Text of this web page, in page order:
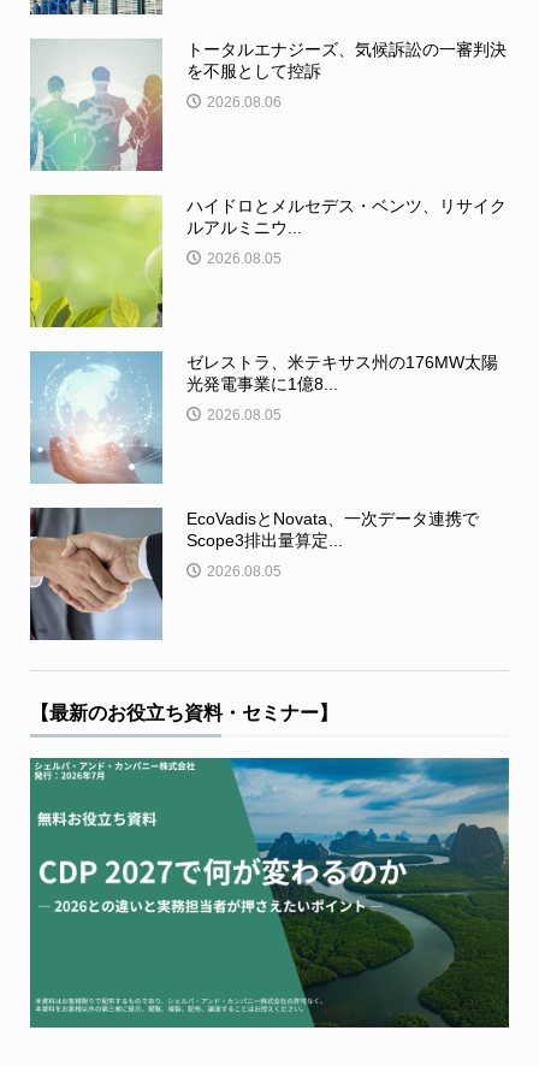
トータルエナジーズ、気候訴訟の一審判決
を不服として控訴
2026.08.06
ハイドロとメルセデス・ベンツ、リサイク
ルアルミニウ...
2026.08.05
ゼレストラ、米テキサス州の176MW太陽
光発電事業に1億8...
2026.08.05
EcoVadisとNovata、一次データ連携で
Scope3排出量算定...
2026.08.05
【最新のお役立ち資料・セミナー】